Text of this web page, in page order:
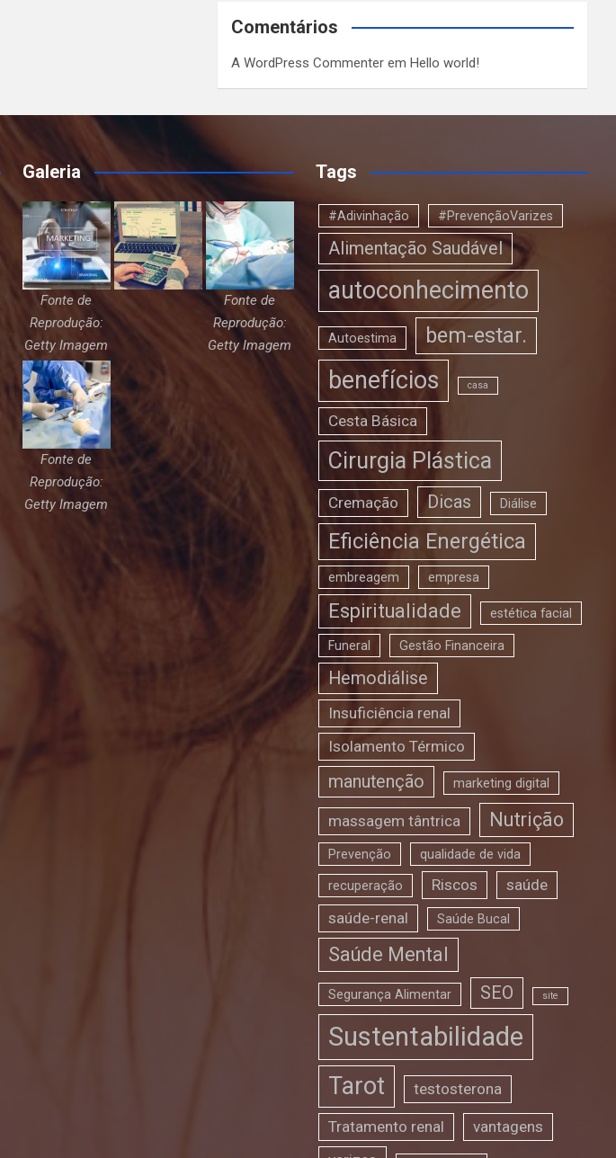
Comentários
A WordPress Commenter emHello world!
Galeria
Fonte de
Reprodução:
Getty Imagem
Fonte de
Reprodução:
Getty Imagem
Fonte de
Reprodução:
Getty Imagem
Tags
#Adivinhação #PrevençãoVarizes
Alimentação Saudável
autoconhecimento
Autoestima bem-estar.
benefícios casa
Cesta Básica
Cirurgia Plástica
Cremação Dicas Diálise
Eficiência Energética
embreagem empresa
Espiritualidade estética facial
Funeral Gestão Financeira
Hemodiálise
Insuficiência renal
Isolamento Térmico
manutenção marketing digital
massagem tântrica Nutrição
Prevenção qualidade de vida
recuperação Riscos
saúde
saúde-renal
Saúde Bucal
Saúde Mental
Segurança Alimentar SEO site
Sustentabilidade
Tarot testosterona
Tratamento renal
vantagens